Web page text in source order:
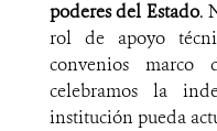
poderes del Estado.
rol de apoyo
convenios marco
celebramos la
institución pueda